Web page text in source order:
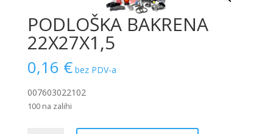
PODLOŠKA BAKRENA
22X27X1,5
0,16 € bez PDV-a
007603022102
100 na zalihi